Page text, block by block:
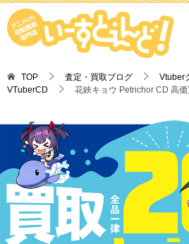
TOP 査定・買取ブログ
Vtuber
VTuberCD
花鋏キョウ Petrichor CD 高価